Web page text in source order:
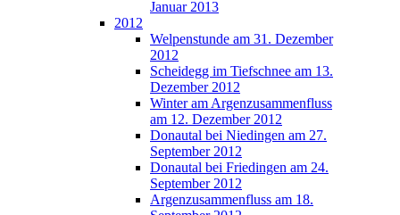
Januar 2013
2012
Welpenstunde am 31. Dezember
2012
Scheidegg im Tiefschnee am 13.
Dezember 2012
Winter am Argenzusammenfluss
am 12. Dezember 2012
Donautal bei Niedingen am 27.
September 2012
Donautal bei Friedingen am 24.
September 2012
Argenzusammenfluss am 18.